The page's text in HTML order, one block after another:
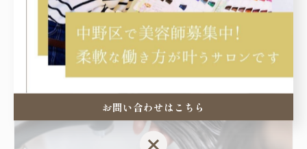
お問い合わせはこちら
お問い合わせはこちら